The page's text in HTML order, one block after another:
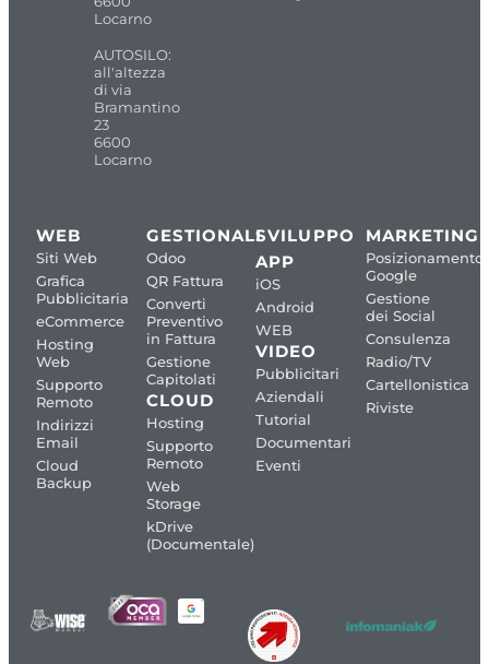
Locarno
AUTOSILO:
all'altezza
di via
Bramantino
23
6600
Locarno
WEB
Siti Web
Grafica
Pubblicitaria
eCommerce
Hosting
Web
Supporto
Remoto
Indirizzi
Email
Cloud
Backup
GESTIONALI
Odoo
QR Fattura
Converti
Preventivo
in Fattura
Gestione
Capitolati
CLOUD
Hosting
Supporto
Remoto
Web
Storage
kDrive
(Documentale)
SVILUPPO
APP
iOS
Android
WEB
VIDEO
Pubblicitari
Aziendali
Tutorial
Documentari
Eventi
MARKETING
Posizionamento
Google
Gestione
dei Social
Consulenza
Radio/TV
Cartellonistica
Riviste